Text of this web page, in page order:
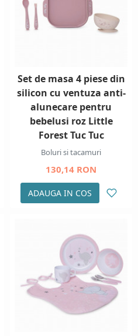
Set de masa 4 piese din
silicon cu ventuza anti-
alunecare pentru
bebelusi roz Little
Forest Tuc Tuc
Boluri si tacamuri
130,14 RON
ADAUGA IN COS